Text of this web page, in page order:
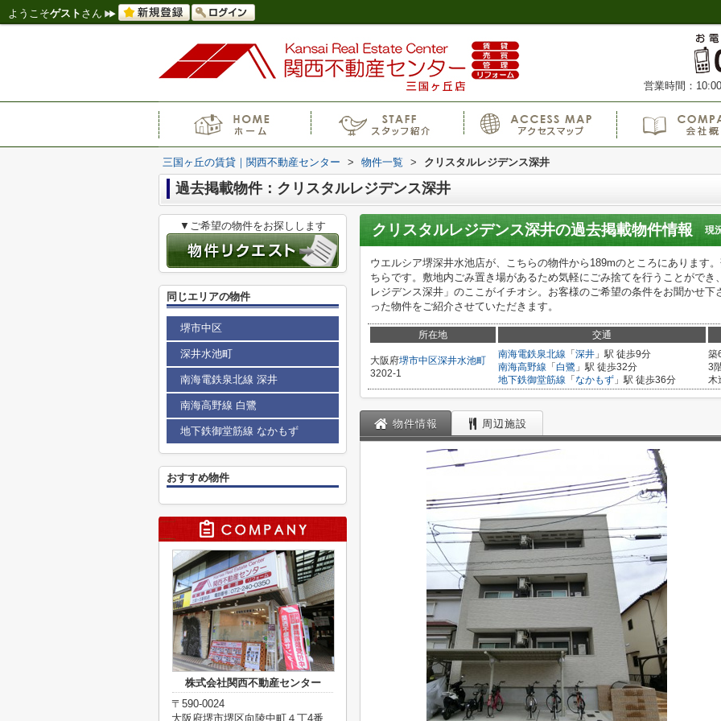
ようこそゲスト さん
営業時間：
三国ヶ丘の賃貸｜関西不動産センター > 物件一覧 > クリスタルレジデンス深井
過去掲載物件：クリスタルレジデンス深井
クリスタルレジデンス深井の過去掲載物件情報 現
ウエルシア堺深井水池店が、こちらの物件から189mのところにあります
ちらです。敷地内ごみ置き場があるため気軽にごみ捨てを行うことがで
レジデンス深井」のここがイチオシ。お客様のご希望の条件をお聞かせ
った物件をご紹介させていただきます。
所在地 交通
大阪府堺市中区深井水池町
3202-1
南海電鉄泉北線 「 深井 」駅 徒歩9分
南海高野線 「 白鷺 」駅 徒歩32分
地下鉄御堂筋線 「 なかもず 」駅 徒歩36分
築
3
木
物件情報 周辺施設
▼ご希望の物件をお探しします
同じエリアの物件
堺市中区
深井水池町
南海電鉄泉北線 深井
南海高野線 白鷺
地下鉄御堂筋線 なかもず
おすすめ物件
株式会社関西不動産センター
〒590-0024
大阪府堺市堺区向陵中町４丁4番